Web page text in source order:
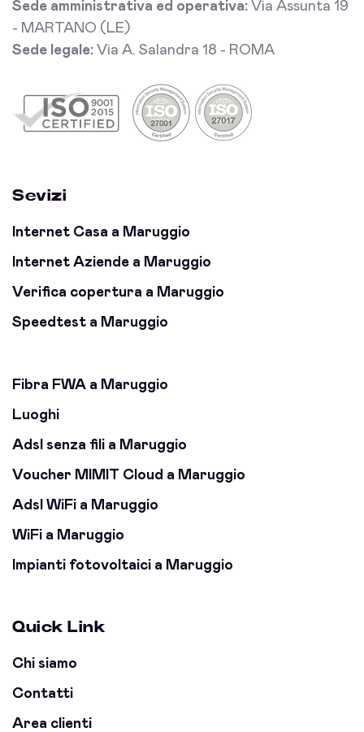
Sede amministrativa ed operativa: Via Assunta 19
- MARTANO (LE)
Sede legale: Via A. Salandra 18 - ROMA
Sevizi
Internet Casa a Maruggio
Internet Aziende a Maruggio
Verifica copertura a Maruggio
Speedtest a Maruggio
Fibra FWA a Maruggio
Luoghi
Adsl senza fili a Maruggio
Voucher MIMIT Cloud a Maruggio
Adsl WiFi a Maruggio
WiFi a Maruggio
Impianti fotovoltaici a Maruggio
Quick Link
Chi siamo
Contatti
Area clienti